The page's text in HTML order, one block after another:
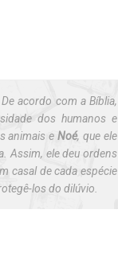
acordo com a Bíblia,
dos humanos e
animais eNoé, que ele
Assim, ele deu ordens
casal de cada espécie
los do dilúvio.